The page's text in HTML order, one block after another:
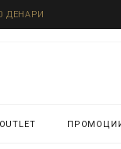
ДЕНАРИ
OUTLET